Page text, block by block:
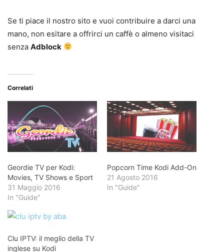
Se ti piace il nostro sito e vuoi contribuire a darci una
mano, non esitare a offrirci un caffè o almeno visitaci
senza Adblock
Correlati
Geordie TV per Kodi:
Movies, TV Shows e Sport
31 Maggio 2016
In "Guide"
Popcorn Time Kodi Add-On
21 Agosto 2016
In "Guide"
Clu IPTV: il meglio della TV
inglese su Kodi